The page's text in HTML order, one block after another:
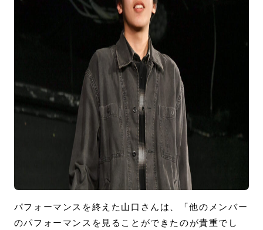
パフォーマンスを終えた山口さんは、「他のメンバー
のパフォーマンスを見ることができたのが貴重でし